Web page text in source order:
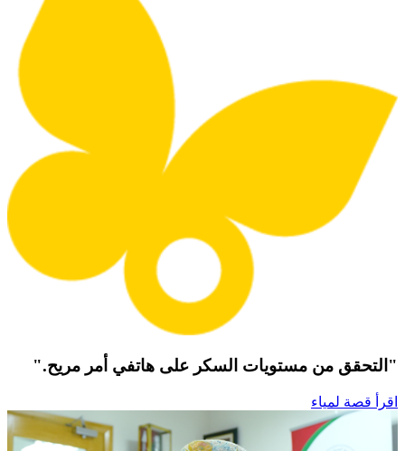
"التحقق من مستويات السكر على هاتفي أمر مريح."
اقرأ قصة لمياء